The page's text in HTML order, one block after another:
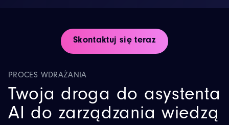
Skontaktuj się teraz
PROCES WDRAŻANIA
Twoja droga do asystenta
AI do zarządzania wiedzą